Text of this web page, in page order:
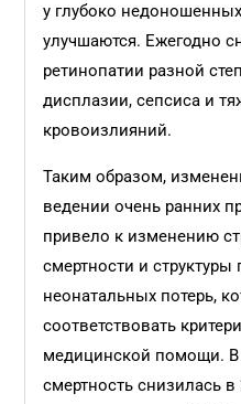
у глубоко
улучшаются. Ежегодно
ретинопатии разной
дисплазии, сепсиса и
кровоизлияний.
Таким образом,
ведении очень ранних
привело к изменению
смертности и структуры
неонатальных потерь,
соответствовать
медицинской помощи. В
смертность снизилась